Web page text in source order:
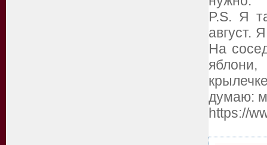
P.S. Я
август.
На
думаю:
https://